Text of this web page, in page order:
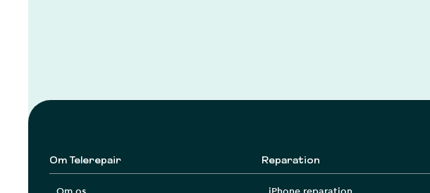
Om Telerepair Reparation